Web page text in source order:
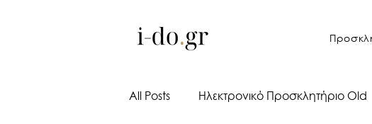
All Posts Ηλεκτρονικό Προσκλητήριο Old